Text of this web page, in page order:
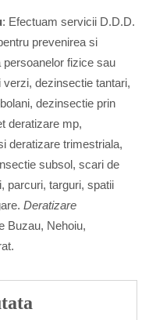
: Efectuam servicii D.D.D.
prevenirea si
fizice sau
dezinsectie tantari,
dezinsectie prin
deratizare mp,
deratizare trimestriala,
subsol, scari de
parcuri, targuri, spatii
Deratizare
Buzau, Nehoiu,